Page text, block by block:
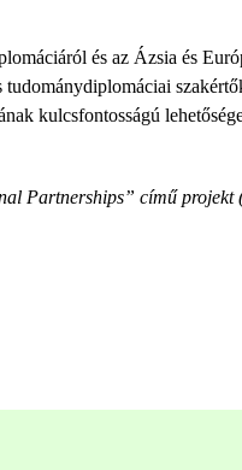
és az Ázsia és
kulcsfontosságú
Partnerships” című